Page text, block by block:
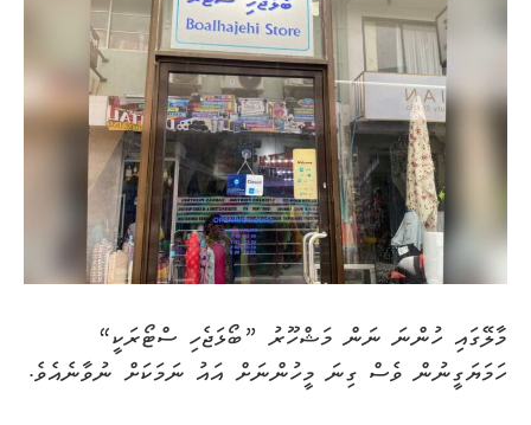
މާލޭގައި ހުންނަ ނަން މަޝްހޫރު ”ބޯޅަޖެހި ސްޓޯރަކީ“
ހަމަޔަގީނުން ވެސް ގިނަ މީހުންނަށް އައު ނަމަކަށް ނުވާނެއެވެ.